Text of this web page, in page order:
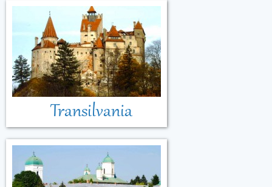
Transilvania